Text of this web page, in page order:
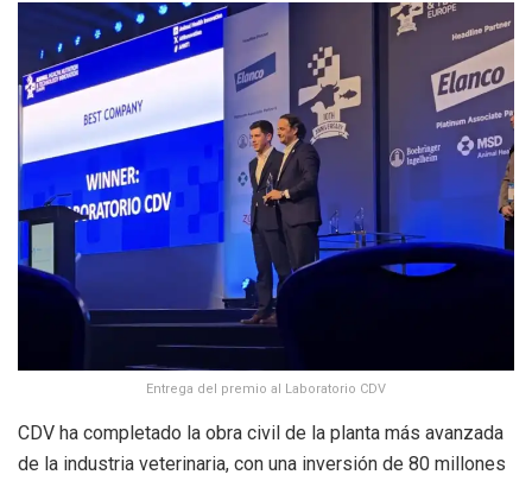
Entrega del premio al Laboratorio CDV
CDV ha completado la obra civil de la planta más avanzada
de la industria veterinaria, con una inversión de 80 millones